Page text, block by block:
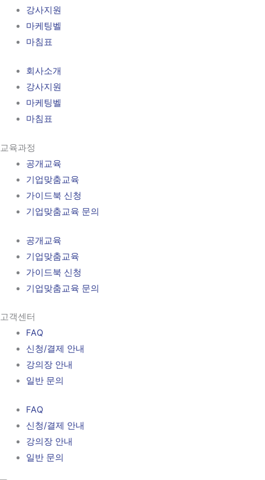
강사지원
마케팅벨
마침표
회사소개
강사지원
마케팅벨
마침표
교육과정
공개교육
기업맞춤교육
가이드북 신청
기업맞춤교육 문의
공개교육
기업맞춤교육
가이드북 신청
기업맞춤교육 문의
고객센터
FAQ
신청/결제 안내
강의장 안내
일반 문의
FAQ
신청/결제 안내
강의장 안내
일반 문의